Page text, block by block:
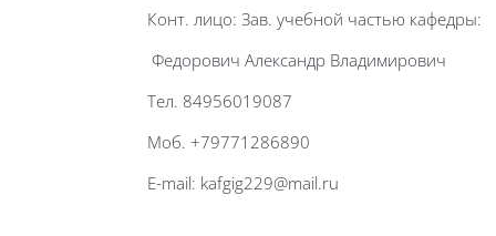
Конт. лицо: Зав. учебной частью кафедры:
Федорович Александр Владимирович
Тел. 84956019087
Моб. +79771286890
E-mail: kafgig229@mail.ru